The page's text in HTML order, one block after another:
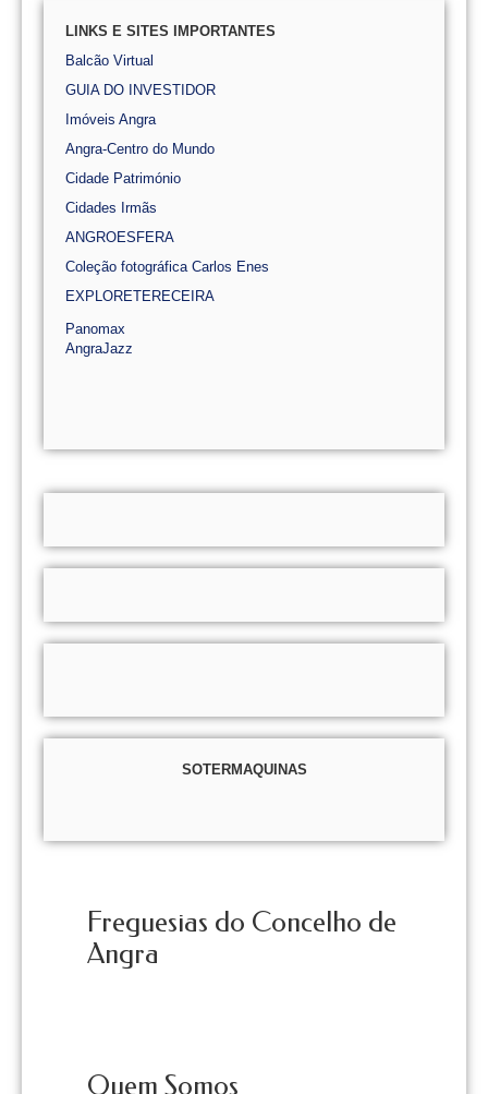
LINKS E SITES IMPORTANTES
Balcão Virtual
GUIA DO INVESTIDOR
Imóveis Angra
Angra-Centro do Mundo
Cidade Património
Cidades Irmãs
ANGROESFERA
Coleção fotográfica Carlos Enes
EXPLORETERECEIRA
Panomax
AngraJazz
SOTERMAQUINAS
Freguesias do Concelho de
Angra
Quem Somos